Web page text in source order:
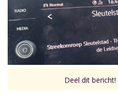
Deel dit bericht!